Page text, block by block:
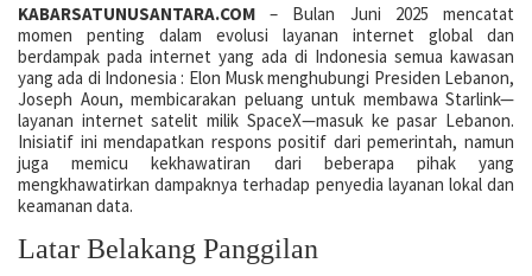
KABARSATUNUSANTARA.COM – Bulan Juni 2025 mencatat
momen penting dalam evolusi layanan internet global dan
berdampak pada internet yang ada di Indonesia semua kawasan
yang ada di Indonesia : Elon Musk menghubungi Presiden Lebanon,
Joseph Aoun, membicarakan peluang untuk membawa Starlink—
layanan internet satelit milik SpaceX—masuk ke pasar Lebanon.
Inisiatif ini mendapatkan respons positif dari pemerintah, namun
juga memicu kekhawatiran dari beberapa pihak yang
mengkhawatirkan dampaknya terhadap penyedia layanan lokal dan
keamanan data.
Latar Belakang Panggilan